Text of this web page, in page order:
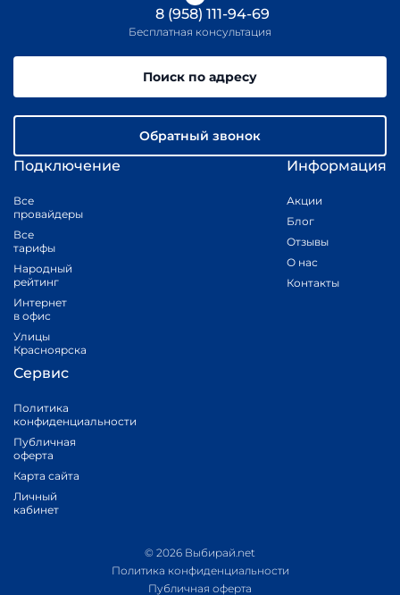
Подключение
Все
провайдеры
Все
тарифы
Народный
рейтинг
Интернет
в офис
Улицы
Красноярска
Информация
Акции
Блог
Отзывы
О нас
Контакты
Сервис
Политика
конфиденциальности
Публичная
оферта
Карта сайта
Личный
кабинет
8 (958) 111-94-69
Бесплатная консультация
Поиск по адресу
Обратный звонок
© 2026 Выбирай.net
Политика конфиденциальности
Публичная оферта